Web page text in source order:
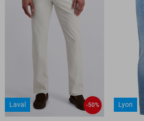
Laval -50% Lyon